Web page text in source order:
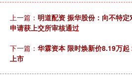
上一篇： 明道配资 振华股份：向不特
申请获上交所审核通过
下一篇： 华霖资本 限时焕新价8.19万
上市